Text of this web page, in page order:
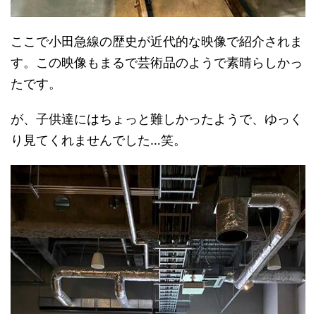
ここで小田急線の歴史が近代的な映像で紹介されま
す。この映像もまるで芸術品のようで素晴らしかっ
たです。
が、子供達にはちょっと難しかったようで、ゆっく
り見てくれませんでした…笑。